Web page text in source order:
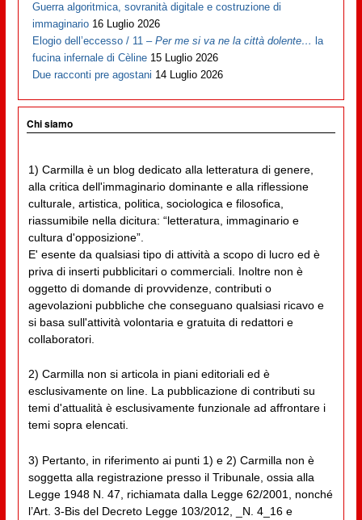
Guerra algoritmica, sovranità digitale e costruzione di
immaginario 16 Luglio 2026
Elogio dell’eccesso / 11 –Per me si va ne la città dolente… la
fucina infernale di Cèline 15 Luglio 2026
Due racconti pre agostani 14 Luglio 2026
Chi siamo
1) Carmilla è un blog dedicato alla letteratura di genere,
alla critica dell'immaginario dominante e alla riflessione
culturale, artistica, politica, sociologica e filosofica,
riassumibile nella dicitura: “letteratura, immaginario e
cultura d'opposizione”.
E' esente da qualsiasi tipo di attività a scopo di lucro ed è
priva di inserti pubblicitari o commerciali. Inoltre non è
oggetto di domande di provvidenze, contributi o
agevolazioni pubbliche che conseguano qualsiasi ricavo e
si basa sull'attività volontaria e gratuita di redattori e
collaboratori.
2) Carmilla non si articola in piani editoriali ed è
esclusivamente on line. La pubblicazione di contributi su
temi d'attualità è esclusivamente funzionale ad affrontare i
temi sopra elencati.
3) Pertanto, in riferimento ai punti 1) e 2) Carmilla non è
soggetta alla registrazione presso il Tribunale, ossia alla
Legge 1948 N. 47, richiamata dalla Legge 62/2001, nonché
l’Art. 3-Bis del Decreto Legge 103/2012, _N. 4_16 e